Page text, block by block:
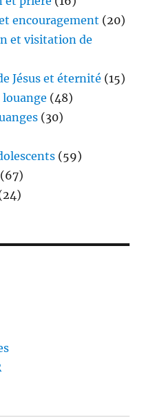
encouragement (20)
et visitation de
Jésus et éternité (15)
(48)
(30)
(59)
(67)